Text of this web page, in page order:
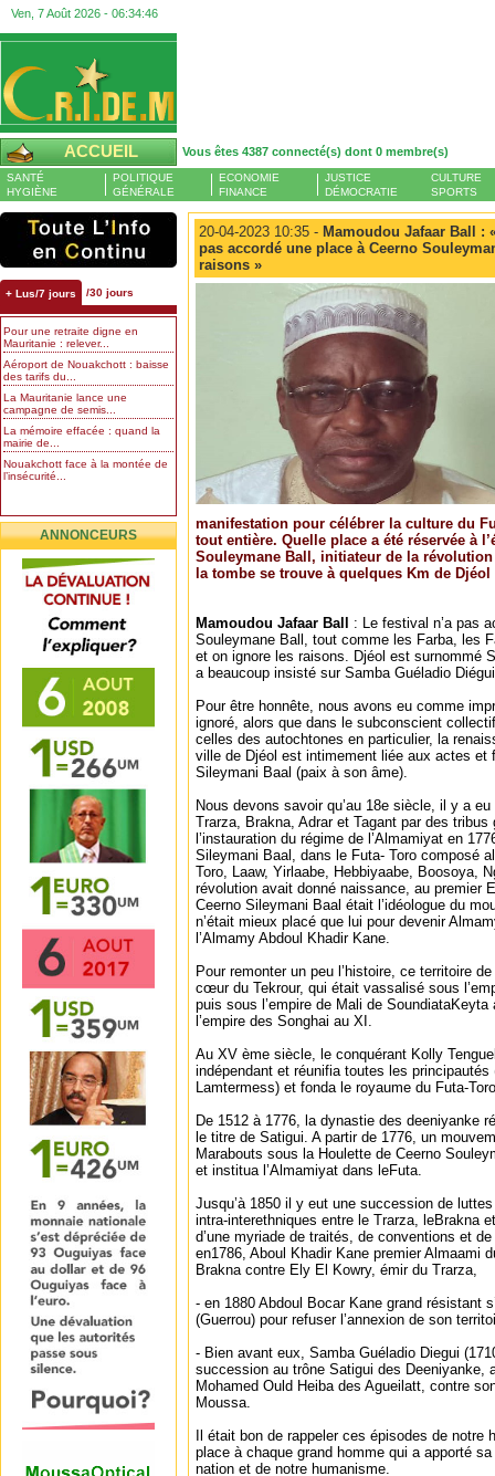
Ven, 7 Août 2026 - 06:34:47
ACCUEIL Vous êtes 4387 connecté(s) dont 0 membre(s)
SANTÉ
HYGIÈNE
POLITIQUE
GÉNÉRALE
ECONOMIE
FINANCE
JUSTICE
DÉMOCRATIE
CULTURE
SPORTS
+ Lus/7 jours /30 jours
Pour une retraite digne en
Mauritanie : relever...
Aéroport de Nouakchott : baisse
des tarifs du...
La Mauritanie lance une
campagne de semis...
La mémoire effacée : quand la
mairie de...
Nouakchott face à la montée de
l’insécurité...
ANNONCEURS
20-04-2023 10:35 - Mamoudou Jafaar Ball :
pas accordé une place à Ceerno
raisons »
manifestation pour célébrer la culture du
tout entière. Quelle place a été réservée à
Souleymane Ball, initiateur de la
la tombe se trouve à quelques Km de Djéol
Mamoudou Jafaar Ball : Le festival n’a pas
Souleymane Ball, tout comme les Farba, les
et on ignore les raisons. Djéol est surnommé
a beaucoup insisté sur Samba Guéladio
Pour être honnête, nous avons eu comme
ignoré, alors que dans le subconscient
celles des autochtones en particulier, la
ville de Djéol est intimement liée aux actes et
Sileymani Baal (paix à son âme).
Nous devons savoir qu’au 18e siècle, il y a
Trarza, Brakna, Adrar et Tagant par des
l’instauration du régime de l’Almamiyat en
Sileymani Baal, dans le Futa- Toro composé
Toro, Laaw, Yirlaabe, Hebbiyaabe, Boosoya,
révolution avait donné naissance, au premier
Ceerno Sileymani Baal était l’idéologue du
n’était mieux placé que lui pour devenir
l’Almamy Abdoul Khadir Kane.
Pour remonter un peu l’histoire, ce territoire
cœur du Tekrour, qui était vassalisé sous
puis sous l’empire de Mali de
l’empire des Songhai au XI.
Au XV ème siècle, le conquérant Kolly
indépendant et réunifia toutes les principautés
Lamtermess) et fonda le royaume du Futa-
De 1512 à 1776, la dynastie des deeniyanke
le titre de Satigui. A partir de 1776, un
Marabouts sous la Houlette de Ceerno
et institua l’Almamiyat dans leFuta.
Jusqu’à 1850 il y eut une succession de
intra-interethniques entre le Trarza, leBrakna
d’une myriade de traités, de conventions et
en1786, Aboul Khadir Kane premier Almaami
Brakna contre Ely El Kowry, émir du Trarza,
- en 1880 Abdoul Bocar Kane grand résistant
(Guerrou) pour refuser l’annexion de son
- Bien avant eux, Samba Guéladio Diegui
succession au trône Satigui des Deeniyanke,
Mohamed Ould Heiba des Agueilatt, contre
Moussa.
Il était bon de rappeler ces épisodes de
place à chaque grand homme qui a apporté
nation et de notre humanisme.